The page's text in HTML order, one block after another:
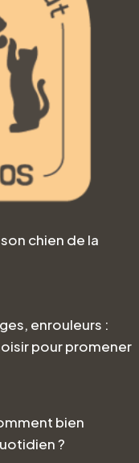
chien de la
enrouleurs :
pour promener
bien
?